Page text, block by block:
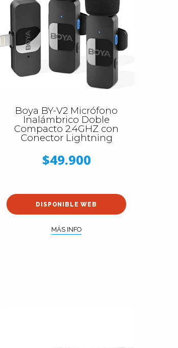
Boya BY-V2 Micrófono
Inalámbrico Doble
Compacto 2.4GHZ con
Conector Lightning
$49.900
DISPONIBLE WEB
MÁS INFO